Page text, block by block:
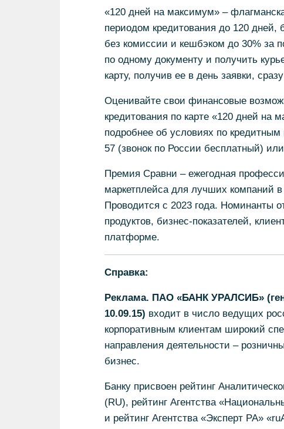
«120 дней на максимум» –
периодом кредитования до 120
без комиссии и кешбэком до 30% за
по одному документу и получить
карту, получив ее в день заявки,
Оценивайте свои финансовые
кредитования по карте «120 дней на
подробнее об условиях по
57 (звонок по России бесплатный)
Премия Сравни – ежегодная
маркетплейса для лучших компаний
Проводится с 2023 года. Номинанты
продуктов, бизнес-показателей,
платформе.
Справка:
Реклама. ПАО «БАНК УРАЛСИБ»
10.09.15) входит в число ведущих
корпоративным клиентам широкий
направления деятельности –
бизнес.
Банку присвоен рейтинг
(RU), рейтинг Агентства
и рейтинг Агентства «Эксперт РА»